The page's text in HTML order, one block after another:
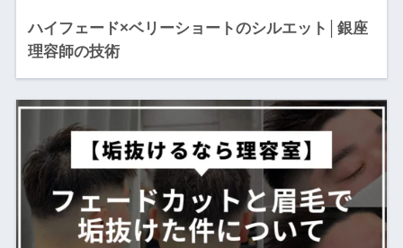
ハイフェード×ベリーショートのシルエット│銀座
理容師の技術